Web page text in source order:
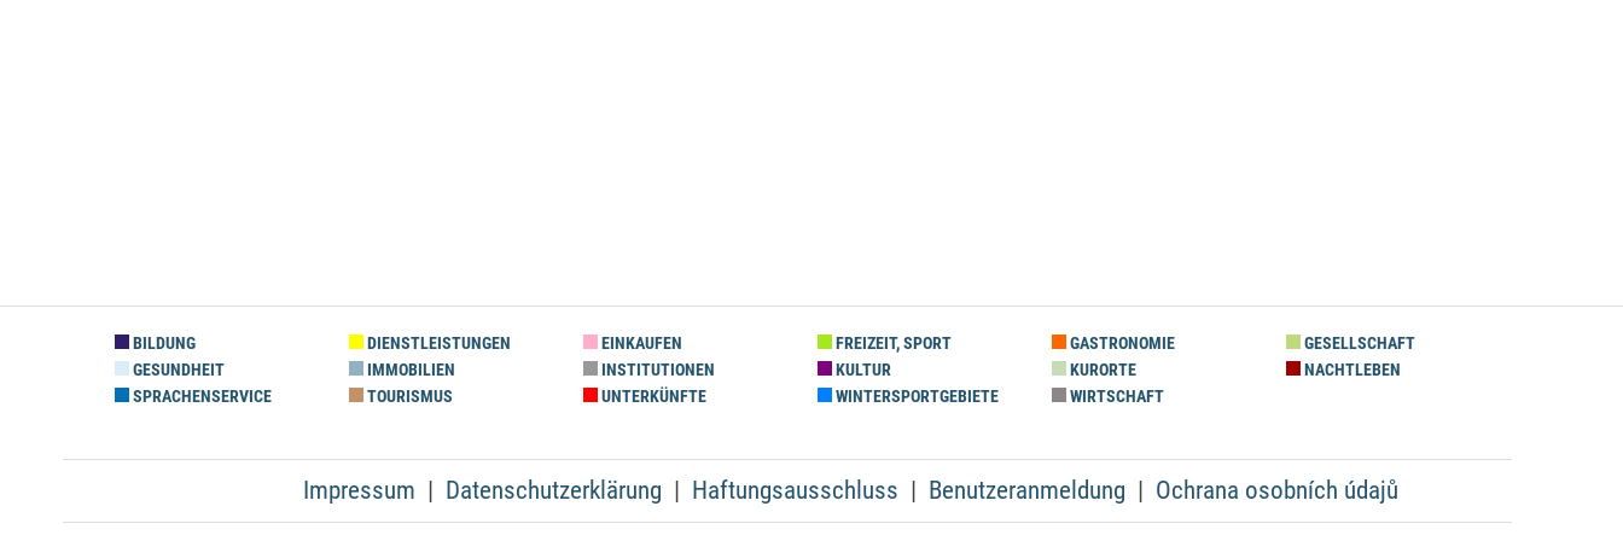
BILDUNG DIENSTLEISTUNGEN EINKAUFEN FREIZEIT, SPORT GASTRONOMIE
GESELLSCHAFT
GESUNDHEIT
IMMOBILIEN INSTITUTIONEN KULTUR KURORTE
NACHTLEBEN
SPRACHENSERVICE
TOURISMUS UNTERKÜNFTE WINTERSPORTGEBIETE WIRTSCHAFT
Impressum Datenschutzerklärung Haftungsausschluss Benutzeranmeldung Ochrana osobních údajů